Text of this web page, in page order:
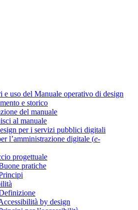
e uso del Manuale operativo di design
e storico
del manuale
al manuale
per i servizi pubblici digitali
l’amministrazione digitale (e-
progettuale
pratiche
by design